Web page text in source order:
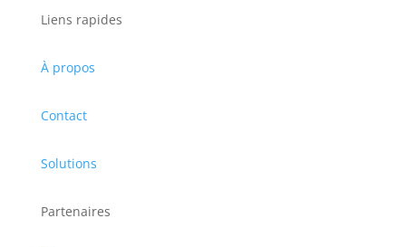
Liens rapides
À propos
Contact
Solutions
Partenaires